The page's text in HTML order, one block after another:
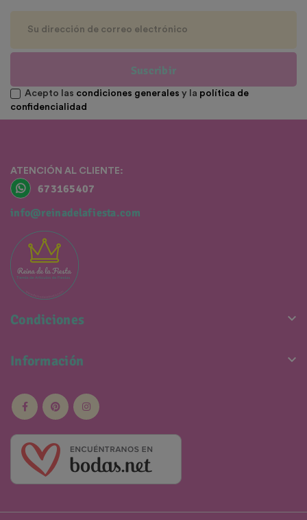
Suscribir
Acepto las condiciones generales y la política de
confidencialidad
ATENCIÓN AL CLIENTE:
673165407
info@reinadelafiesta.com
Condiciones 
Información 